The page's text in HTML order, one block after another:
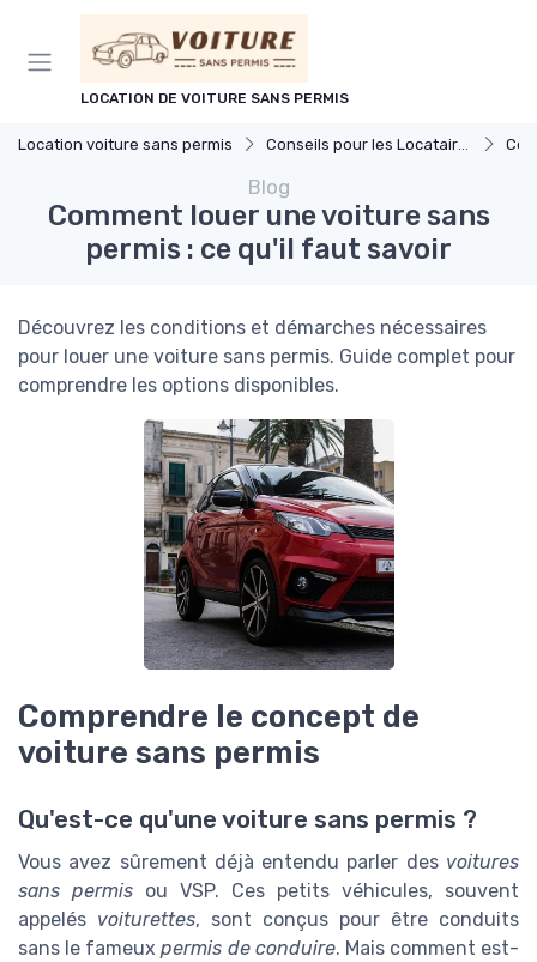
LOCATION DE VOITURE SANS PERMIS
Location voiture sans permis Conseils pour les Locataires
Blog
Comment louer une voiture sans
permis : ce qu'il faut savoir
Découvrez les conditions et démarches nécessaires
pour louer une voiture sans permis. Guide complet pour
comprendre les options disponibles.
Comprendre le concept de
voiture sans permis
Qu'est-ce qu'une voiture sans permis ?
Vous avez sûrement déjà entendu parler des voitures
sans permis ou VSP. Ces petits véhicules, souvent
appelés voiturettes, sont conçus pour être conduits
sans le fameuxpermis de conduire. Mais comment est-